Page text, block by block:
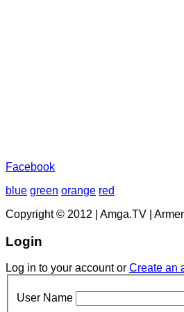
Facebook
blue green orange red
Copyright © 2012 | Amga.TV |
Login
Log in to your account or Create an
User Name